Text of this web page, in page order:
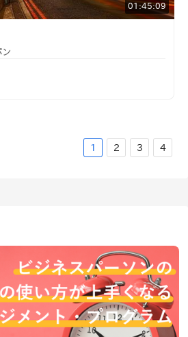
01:45:09
ン
1 2 3 4